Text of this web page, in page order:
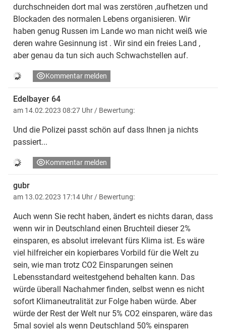
durchschneiden dort mal was zerstören ,aufhetzen und
Blockaden des normalen Lebens organisieren. Wir
haben genug Russen im Lande wo man nicht weiß wie
deren wahre Gesinnung ist . Wir sind ein freies Land ,
aber genau da tun sich auch Schwachstellen auf.
Kommentar melden
Edelbayer 64
am 14.02.2023 08:27 Uhr / Bewertung:
Und die Polizei passt schön auf dass Ihnen ja nichts
passiert...
Kommentar melden
gubr
am 13.02.2023 17:14 Uhr / Bewertung:
Auch wenn Sie recht haben, ändert es nichts daran, dass
wenn wir in Deutschland einen Bruchteil dieser 2%
einsparen, es absolut irrelevant fürs Klima ist. Es wäre
viel hilfreicher ein kopierbares Vorbild für die Welt zu
sein, wie man trotz CO2 Einsparungen seinen
Lebensstandard weitestgehend behalten kann. Das
würde überall Nachahmer finden, selbst wenn es nicht
sofort Klimaneutralität zur Folge haben würde. Aber
würde der Rest der Welt nur 5% CO2 einsparen, wäre das
5mal soviel als wenn Deutschland 50% einsparen